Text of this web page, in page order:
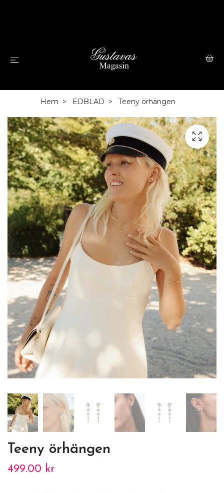
Hem EDBLAD Teeny örhängen
Teeny örhängen
499.00 kr